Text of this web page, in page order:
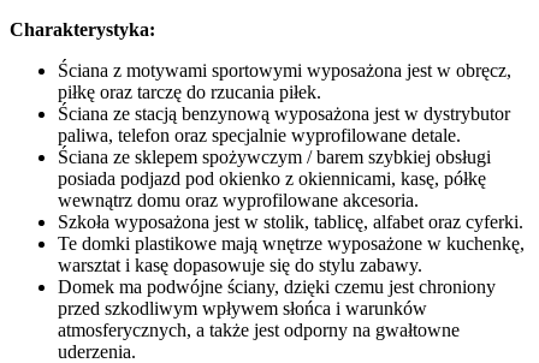
Charakterystyka:
Ściana z motywami sportowymi wyposażona jest w obręcz,
piłkę oraz tarczę do rzucania piłek.
Ściana ze stacją benzynową wyposażona jest w dystrybutor
paliwa, telefon oraz specjalnie wyprofilowane detale.
Ściana ze sklepem spożywczym / barem szybkiej obsługi
posiada podjazd pod okienko z okiennicami, kasę, półkę
wewnątrz domu oraz wyprofilowane akcesoria.
Szkoła wyposażona jest w stolik, tablicę, alfabet oraz cyferki.
Te domki plastikowe mają wnętrze wyposażone w kuchenkę,
warsztat i kasę dopasowuje się do stylu zabawy.
Domek ma podwójne ściany, dzięki czemu jest chroniony
przed szkodliwym wpływem słońca i warunków
atmosferycznych, a także jest odporny na gwałtowne
uderzenia.